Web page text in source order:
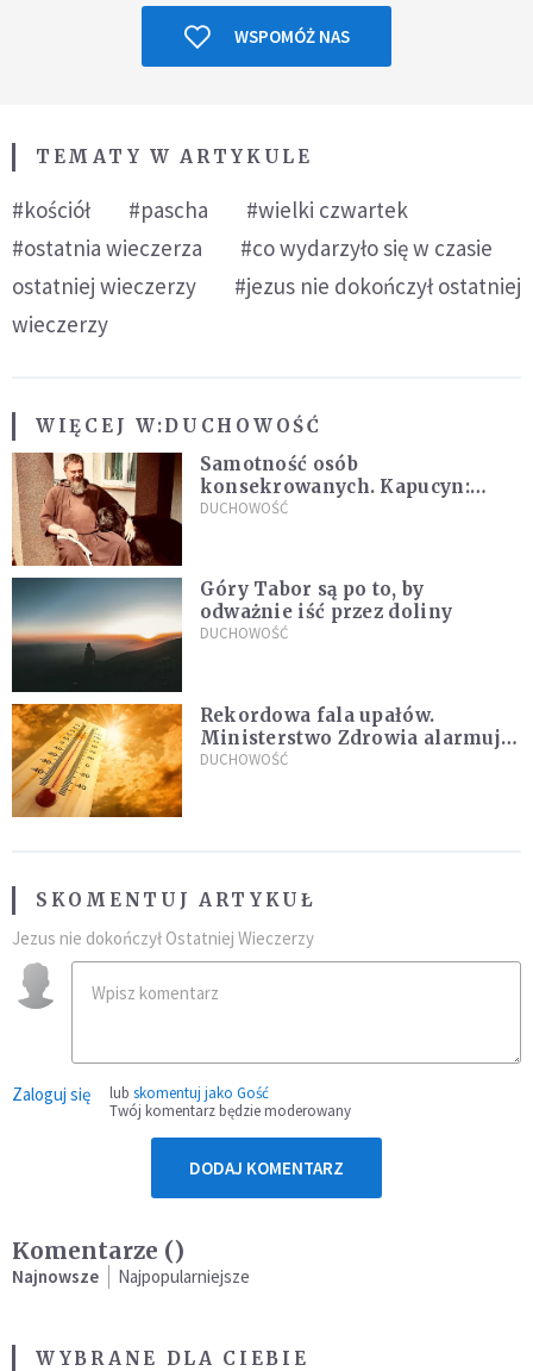
WSPOMÓŻ NAS
TEMATY W ARTYKULE
#kościół #pascha
#wielki czwartek
#ostatnia wieczerza
#co wydarzyło się w czasie
ostatniej wieczerzy
#jezus nie dokończył ostatniej
wieczerzy
WIĘCEJ W:DUCHOWOŚĆ
Samotność osób
konsekrowanych. Kapucyn:
Życie w pojedynkę rzadko jest
DUCHOWOŚĆ
Góry Tabor są po to, by
odważnie iść przez doliny
DUCHOWOŚĆ
Rekordowa fala upałów.
Ministerstwo Zdrowia alarmuje
po doświadczeniach z czerwca
DUCHOWOŚĆ
SKOMENTUJ ARTYKUŁ
Jezus nie dokończył Ostatniej Wieczerzy
Zaloguj się lub skomentuj jako Gość
Twój komentarz będzie moderowany
DODAJ KOMENTARZ
Komentarze ()
Najnowsze Najpopularniejsze
WYBRANE DLA CIEBIE